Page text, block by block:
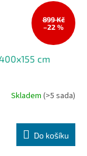
899 Kč
–22 %
cm
Skladem (>5 sada)
Do košíku